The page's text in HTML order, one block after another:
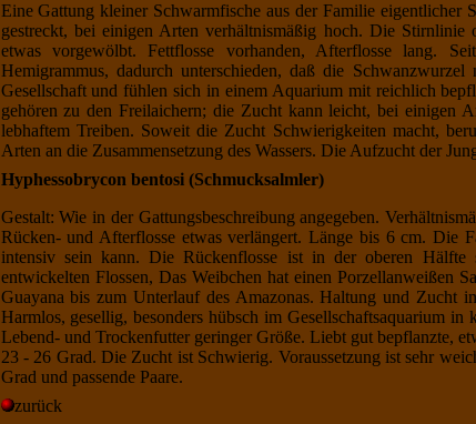
Eine Gattung kleiner Schwarmfische aus der Familie
gestreckt, bei einigen Arten verhältnismäßig hoch. Die
etwas vorgewölbt. Fettflosse vorhanden, Afterflosse lang.
Hemigrammus, dadurch unterschieden, daß die
Gesellschaft und fühlen sich in einem Aquarium mit reichlich
gehören zu den Freilaichern; die Zucht kann leicht, bei einigen
lebhaftem Treiben. Soweit die Zucht Schwierigkeiten macht,
Arten an die Zusammensetzung des Wassers. Die Aufzucht der
Hyphessobrycon bentosi (Schmucksalmler)
Gestalt: Wie in der Gattungsbeschreibung angegeben.
Rücken- und Afterflosse etwas verlängert. Länge bis 6 cm. Die
intensiv sein kann. Die Rückenflosse ist in der oberen
entwickelten Flossen, Das Weibchen hat einen Porzellanweißen
Guayana bis zum Unterlauf des Amazonas. Haltung und Zucht
Harmlos, gesellig, besonders hübsch im Gesellschaftsaquarium
Lebend- und Trockenfutter geringer Größe. Liebt gut bepflanzte,
23 - 26 Grad. Die Zucht ist Schwierig. Voraussetzung ist sehr
Grad und passende Paare.
zurück